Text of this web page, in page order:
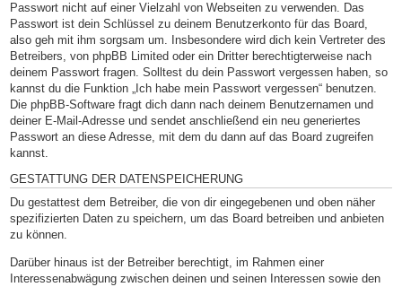
Passwort nicht auf einer Vielzahl von Webseiten zu verwenden. Das
Passwort ist dein Schlüssel zu deinem Benutzerkonto für das Board,
also geh mit ihm sorgsam um. Insbesondere wird dich kein Vertreter des
Betreibers, von phpBB Limited oder ein Dritter berechtigterweise nach
deinem Passwort fragen. Solltest du dein Passwort vergessen haben, so
kannst du die Funktion „Ich habe mein Passwort vergessen“ benutzen.
Die phpBB-Software fragt dich dann nach deinem Benutzernamen und
deiner E-Mail-Adresse und sendet anschließend ein neu generiertes
Passwort an diese Adresse, mit dem du dann auf das Board zugreifen
kannst.
GESTATTUNG DER DATENSPEICHERUNG
Du gestattest dem Betreiber, die von dir eingegebenen und oben näher
spezifizierten Daten zu speichern, um das Board betreiben und anbieten
zu können.
Darüber hinaus ist der Betreiber berechtigt, im Rahmen einer
Interessenabwägung zwischen deinen und seinen Interessen sowie den